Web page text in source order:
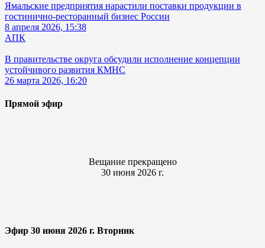
Ямальские предприятия нарастили поставки продукции в
гостинично-ресторанный бизнес России
8 апреля 2026, 15:38
АПК
В правительстве округа обсудили исполнение концепции
устойчивого развития КМНС
26 марта 2026, 16:20
Прямой эфир
Вещание прекращено
30 июня 2026 г.
Эфир 30 июня 2026 г. Вторник